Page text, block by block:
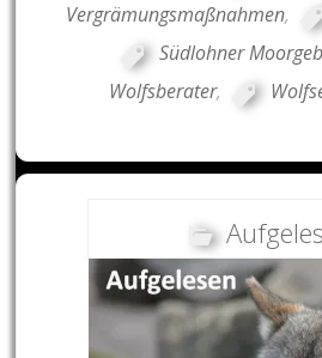
Vergrämungsmaßnahmen,
Südlohner
Wolfsberater,